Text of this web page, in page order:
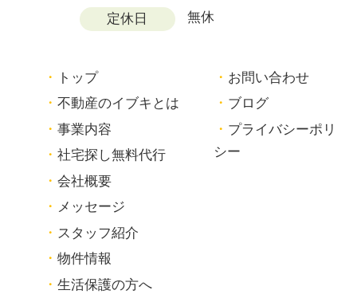
定休日 無休
トップ
不動産のイブキとは
事業内容
社宅探し無料代行
会社概要
メッセージ
スタッフ紹介
物件情報
生活保護の方へ
お問い合わせ
ブログ
プライバシーポリ
シー